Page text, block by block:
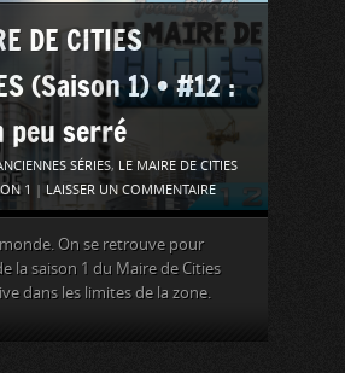
DE CITIES
(Saison 1) • #12 :
peu serré
SÉRIES, LE MAIRE DE CITIES
1 LAISSER UN COMMENTAIRE
On se retrouve pour
la saison 1 du Maire de Cities
dans les limites de la zone.